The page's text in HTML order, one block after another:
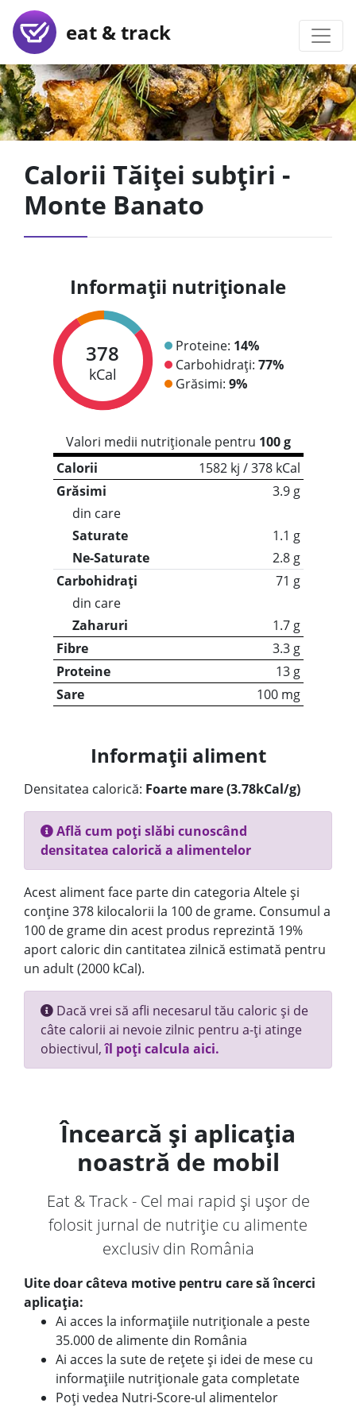
eat & track
Calorii Tăiței subțiri -
Monte Banato
Informații nutriționale
378
kCal
Proteine: 14%
Carbohidrați: 77%
Grăsimi: 9%
Valori medii nutriționale pentru 100 g
Calorii
1582 kj / 378 kCal
Grăsimi
3.9 g
din care
Saturate
1.1 g
Ne-Saturate
2.8 g
Carbohidrați
71 g
din care
Zaharuri
1.7 g
Fibre
3.3 g
Proteine
13 g
Sare
100 mg
Informații aliment
Densitatea calorică: Foarte mare (3.78kCal/g)
Află cum poți slăbi cunoscând
densitatea calorică a alimentelor
Acest aliment face parte din categoria Altele și
conține 378 kilocalorii la 100 de grame. Consumul a
100 de grame din acest produs reprezintă 19%
aport caloric din cantitatea zilnică estimată pentru
un adult (2000 kCal).
Dacă vrei să afli necesarul tău caloric și de
câte calorii ai nevoie zilnic pentru a-ți atinge
obiectivul,îl poți calcula aici.
Încearcă și aplicația
noastră de mobil
Eat & Track - Cel mai rapid și ușor de
folosit jurnal de nutriție cu alimente
exclusiv din România
Uite doar câteva motive pentru care să încerci
aplicația:
Ai acces la informațiile nutriționale a peste
35.000 de alimente din România
Ai acces la sute de rețete și idei de mese cu
informațiile nutriționale gata completate
Poți vedea Nutri-Score-ul alimentelor